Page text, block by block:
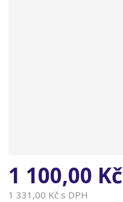
1 100,00 Kč
1 331,00 Kč s DPH